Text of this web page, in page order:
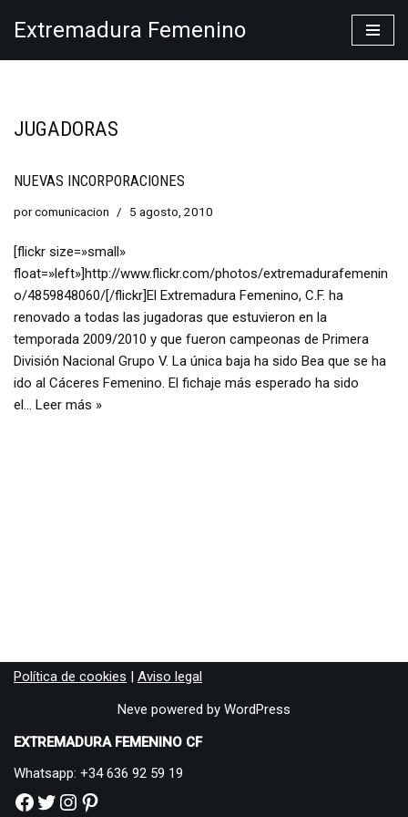
Extremadura Femenino
JUGADORAS
NUEVAS INCORPORACIONES
porcomunicacion 5 agosto, 2010
[flickr size=»small»
float=»left»]http://www.flickr.com/photos/extremadurafemenin
o/4859848060/[/flickr]El Extremadura Femenino, C.F. ha
renovado a todas las jugadoras que estuvieron en la
temporada 2009/2010 y que fueron campeonas de Primera
División Nacional Grupo V. La única baja ha sido Bea que se ha
ido al Cáceres Femenino. El fichaje más esperado ha sido
el… Leer más »
Política de cookies | Aviso legal
Neve powered by WordPress
EXTREMADURA FEMENINO CF
Whatsapp: +34 636 92 59 19